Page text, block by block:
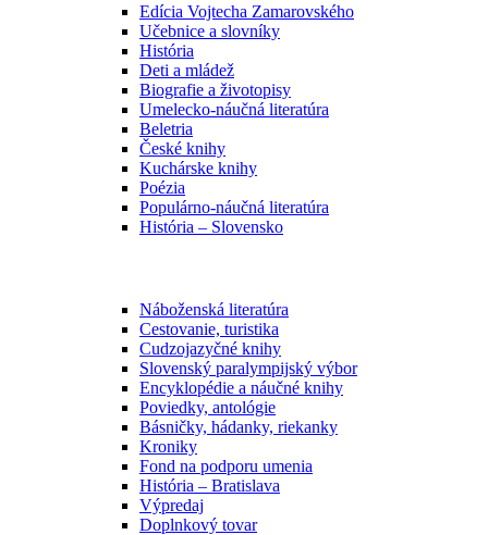
Edícia Vojtecha Zamarovského
Učebnice a slovníky
História
Deti a mládež
Biografie a životopisy
Umelecko-náučná literatúra
Beletria
České knihy
Kuchárske knihy
Poézia
Populárno-náučná literatúra
História – Slovensko
Náboženská literatúra
Cestovanie, turistika
Cudzojazyčné knihy
Slovenský paralympijský výbor
Encyklopédie a náučné knihy
Poviedky, antológie
Básničky, hádanky, riekanky
Kroniky
Fond na podporu umenia
História – Bratislava
Výpredaj
Doplnkový tovar